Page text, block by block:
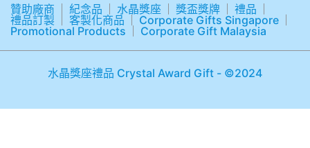
贊助廠商 紀念品 水晶獎座 獎盃獎牌
禮品
禮品訂製
客製化商品
Corporate Gifts Singapore
Promotional Products
Corporate Gift Malaysia
水晶獎座禮品 Crystal Award Gift - ©2024